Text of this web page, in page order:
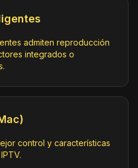
MamerTV.lu@SD
El
playlist.m3u8
El
admiten reproducción
integrados o
control y características